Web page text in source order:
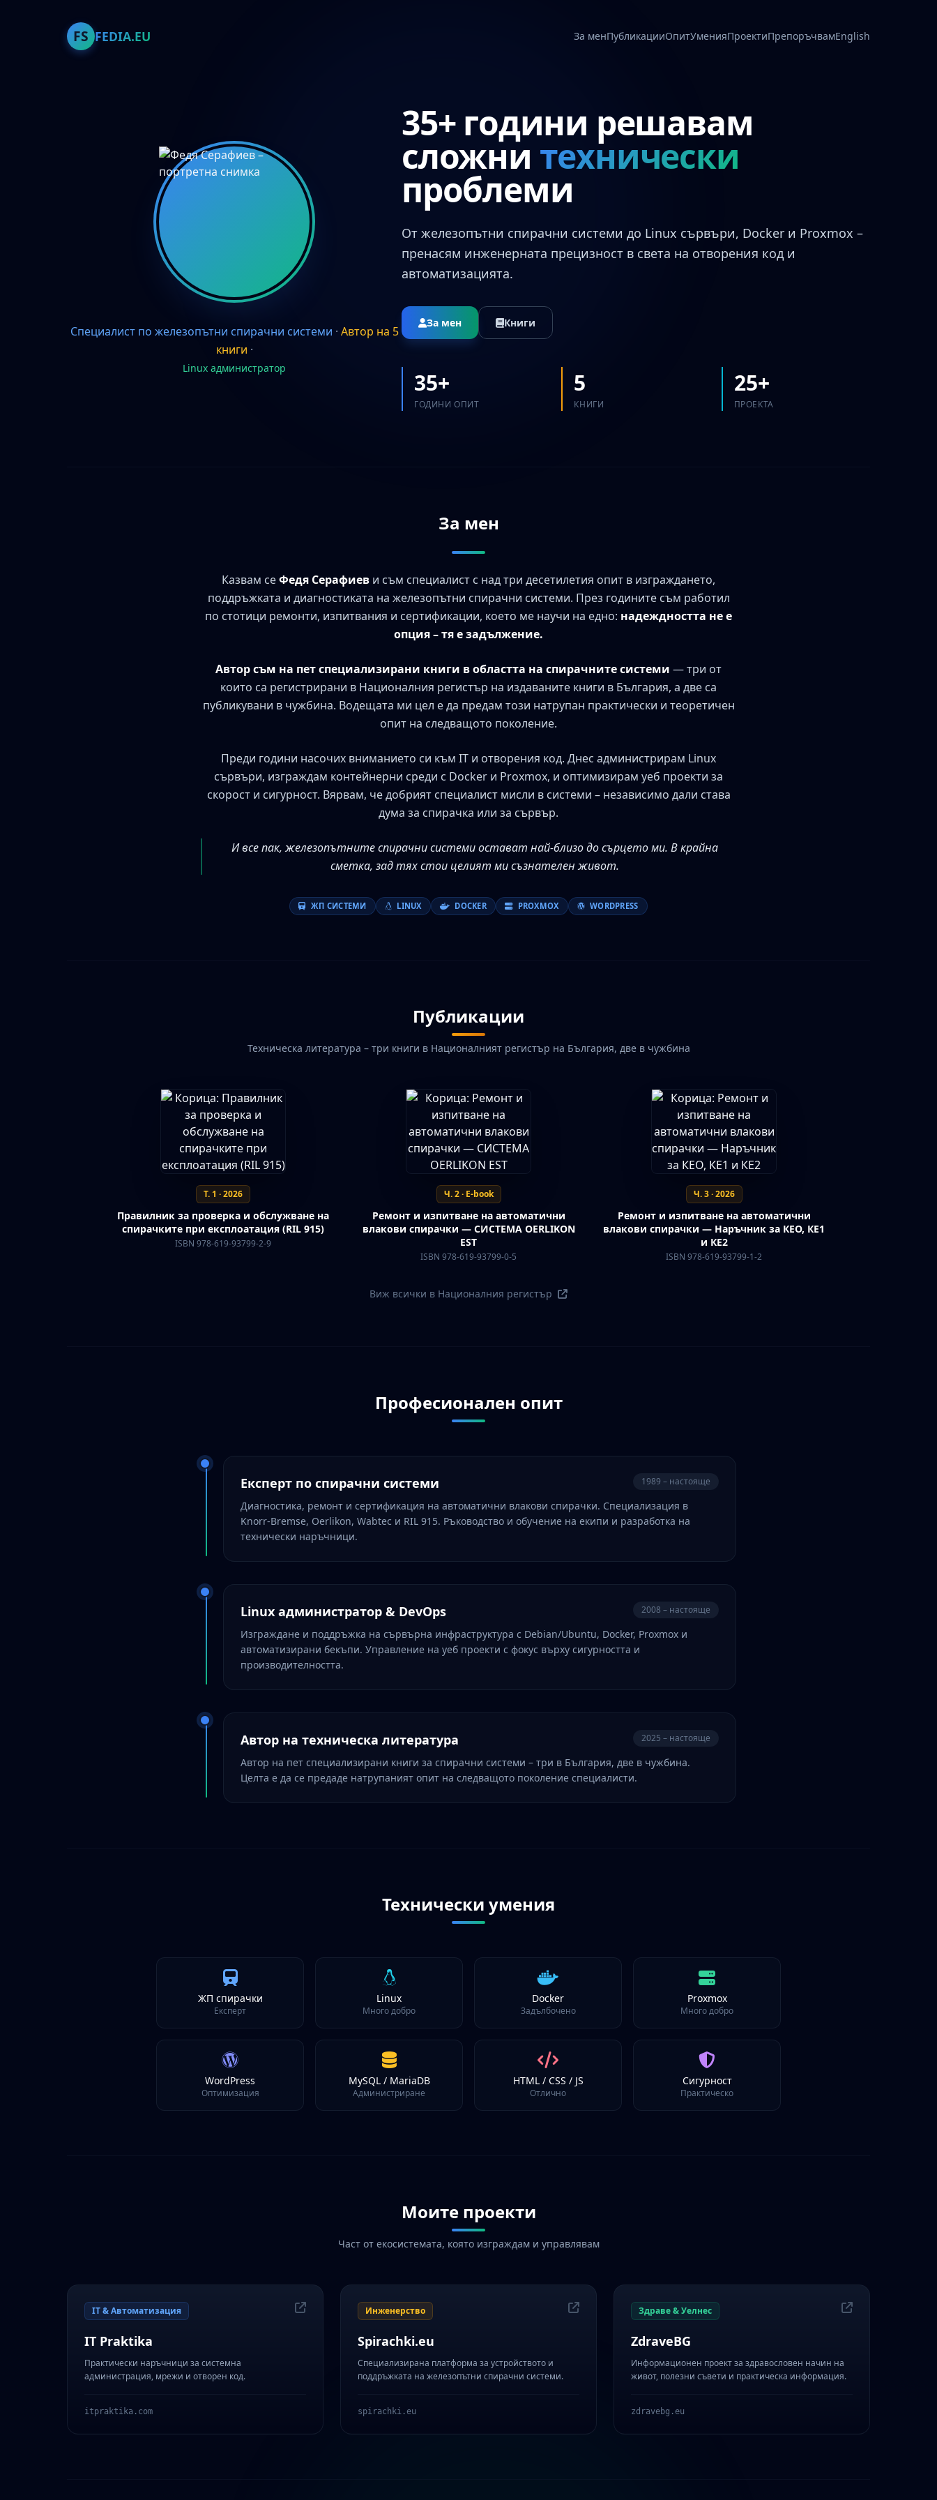
FS FEDIA.EU За менПубликацииОпитУменияПроектиПрепоръчвамEnglish
Специалист по железопътни спирачни системи · Автор на 5
книги ·
Linux администратор
35+ години решавам
сложни технически
проблеми
От железопътни спирачни системи до Linux сървъри, Docker и Proxmox –
пренасям инженерната прецизност в света на отворения код и
автоматизацията.
За мен Книги
35+
ГОДИНИ ОПИТ
5
КНИГИ
25+
ПРОЕКТА
За мен
Казвам сеФедя Серафиев и съм специалист с над три десетилетия опит в изграждането,
поддръжката и диагностиката на железопътни спирачни системи. През годините съм работил
по стотици ремонти, изпитвания и сертификации, което ме научи на едно: надеждността не е
опция – тя е задължение.
Автор съм на пет специализирани книги в областта на спирачните системи — три от
които са регистрирани в Националния регистър на издаваните книги в България, а две са
публикувани в чужбина. Водещата ми цел е да предам този натрупан практически и теоретичен
опит на следващото поколение.
Преди години насочих вниманието си към IT и отворения код. Днес администрирам Linux
сървъри, изграждам контейнерни среди с Docker и Proxmox, и оптимизирам уеб проекти за
скорост и сигурност. Вярвам, че добрият специалист мисли в системи – независимо дали става
дума за спирачка или за сървър.
И все пак, железопътните спирачни системи остават най-близо до сърцето ми. В крайна
сметка, зад тях стои целият ми съзнателен живот.
ЖП СИСТЕМИ LINUX DOCKER PROXMOX WORDPRESS
Публикации
Техническа литература – три книги в Националният регистър на България, две в чужбина
Т. 1 · 2026
Правилник за проверка и обслужване на
спирачките при експлоатация (RIL 915)
ISBN 978-619-93799-2-9
Ч. 2 · E-book
Ремонт и изпитване на автоматични
влакови спирачки — СИСТЕМА OERLIKON
EST
ISBN 978-619-93799-0-5
Ч. 3 · 2026
Ремонт и изпитване на автоматични
влакови спирачки — Наръчник за КЕО, КЕ1
и КЕ2
ISBN 978-619-93799-1-2
Виж всички в Националния регистър
Професионален опит
Експерт по спирачни системи 1989 – настояще
Диагностика, ремонт и сертификация на автоматични влакови спирачки. Специализация в
Knorr-Bremse, Oerlikon, Wabtec и RIL 915. Ръководство и обучение на екипи и разработка на
технически наръчници.
Linux администратор & DevOps 2008 – настояще
Изграждане и поддръжка на сървърна инфраструктура с Debian/Ubuntu, Docker, Proxmox и
автоматизирани бекъпи. Управление на уеб проекти с фокус върху сигурността и
производителността.
Автор на техническа литература 2025 – настояще
Автор на пет специализирани книги за спирачни системи – три в България, две в чужбина.
Целта е да се предаде натрупаният опит на следващото поколение специалисти.
Технически умения
ЖП спирачки
Експерт
Linux
Много добро
Docker
Задълбочено
Proxmox
Много добро
WordPress
Оптимизация
MySQL / MariaDB
Администриране
HTML / CSS / JS
Отлично
Сигурност
Практическо
Моите проекти
Част от екосистемата, която изграждам и управлявам
IT & Автоматизация
IT Praktika
Практически наръчници за системна
администрация, мрежи и отворен код.
itpraktika.com
Инженерство
Spirachki.eu
Специализирана платформа за устройството и
поддръжката на железопътни спирачни системи.
spirachki.eu
Здраве & Уелнес
ZdraveBG
Информационен проект за здравословен начин на
живот, полезни съвети и практическа информация.
zdravebg.eu